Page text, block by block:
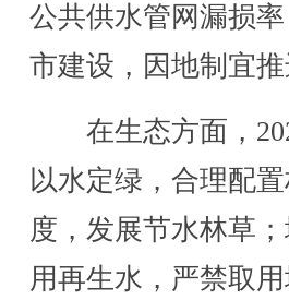
公共供水管网漏损
市建设，因地制宜
在生态方面，
以水定绿，合理配
度，发展节水林草
用再生水，严禁取